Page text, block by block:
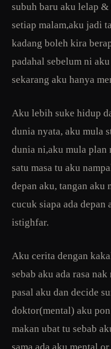
subuh baru aku lelap
setiap malam,aku jadi
kadang boleh kira
padahal sebelum ni
sekarang aku hanya
Aku lebih suke hidup
dunia nyata, aku mula
dunia ni,aku mula
satu masa tu aku
depan aku, tangan aku
cucuk siapa ada depan
istighfar.
Aku cerita dengan
sebab aku ada rasa
pasal aku dan decide
doktor(mental) aku
makan ubat tu sebab